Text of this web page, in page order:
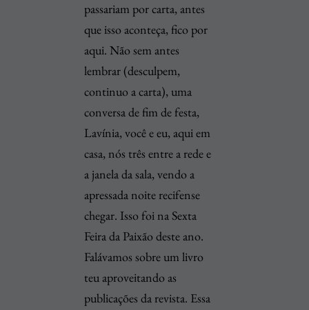
passariam por carta, antes
que isso aconteça, fico por
aqui. Não sem antes
lembrar (desculpem,
continuo a carta), uma
conversa de fim de festa,
Lavínia, você e eu, aqui em
casa, nós três entre a rede e
a janela da sala, vendo a
apressada noite recifense
chegar. Isso foi na Sexta
Feira da Paixão deste ano.
Falávamos sobre um livro
teu aproveitando as
publicações da revista. Essa